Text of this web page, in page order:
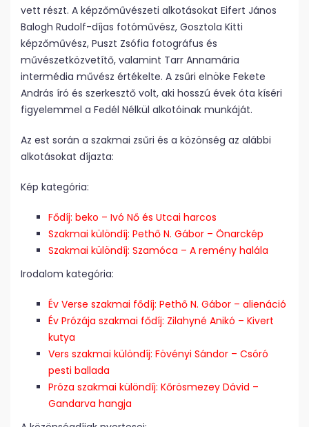
vett részt. A képzőművészeti alkotásokat Eifert János
Balogh Rudolf-díjas fotóművész, Gosztola Kitti
képzőművész, Puszt Zsófia fotográfus és
művészetközvetítő, valamint Tarr Annamária
intermédia művész értékelte. A zsűri elnöke Fekete
András író és szerkesztő volt, aki hosszú évek óta kíséri
figyelemmel a Fedél Nélkül alkotóinak munkáját.
Az est során a szakmai zsűri és a közönség az alábbi
alkotásokat díjazta:
Kép kategória:
Fődíj: beko – Ivó Nő és Utcai harcos
Szakmai különdíj: Pethő N. Gábor – Önarckép
Szakmai különdíj: Szamóca – A remény halála
Irodalom kategória:
Év Verse szakmai fődíj: Pethő N. Gábor – alienáció
Év Prózája szakmai fődíj: Zilahyné Anikó – Kivert
kutya
Vers szakmai különdíj: Fövényi Sándor – Csóró
pesti ballada
Próza szakmai különdíj: Kőrösmezey Dávid –
Gandarva hangja